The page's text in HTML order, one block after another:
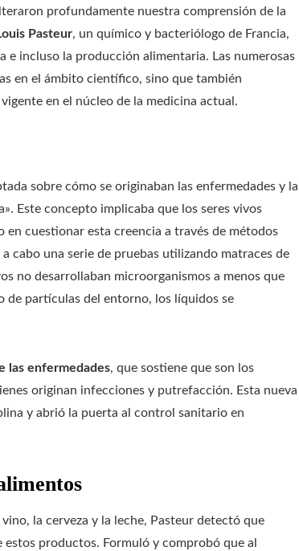
profundamente nuestra comprensión de la
Pasteur, un químico y bacteriólogo de Francia,
e incluso la producción alimentaria. Las numerosas
en el ámbito científico, sino que también
en el núcleo de la medicina actual.
sobre cómo se originaban las enfermedades y la
Este concepto implicaba que los seres vivos
cuestionar esta creencia a través de métodos
cabo una serie de pruebas utilizando matraces de
no desarrollaban microorganismos a menos que
de partículas del entorno, los líquidos se
las enfermedades, que sostiene que son los
originan infecciones y putrefacción. Esta nueva
y abrió la puerta al control sanitario en
la cerveza y la leche, Pasteur detectó que
productos. Formuló y comprobó que al